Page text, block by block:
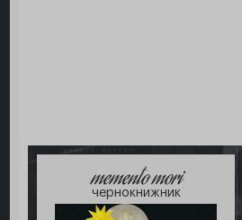
memento mori
чернокнижник